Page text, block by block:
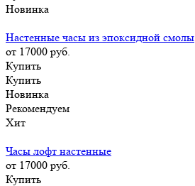
Новинка
Настенные часы из эпоксидной смолы
от 17000 руб.
Купить
Купить
Новинка
Рекомендуем
Хит
Часы лофт настенные
от 17000 руб.
Купить